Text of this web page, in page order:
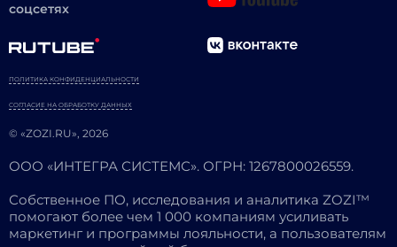
соцсетях
© «ZOZI.RU», 2026
ПОЛИТИКА КОНФИДЕНЦИАЛЬНОСТИ
СОГЛАСИЕ НА ОБРАБОТКУ ДАННЫХ
ООО «ИНТЕГРА СИСТЕМС». ОГРН: 1267800026559.
Собственное ПО, исследования и аналитика ZOZI™
помогают более чем 1 000 компаниям усиливать
маркетинг и программы лояльности, а пользователям